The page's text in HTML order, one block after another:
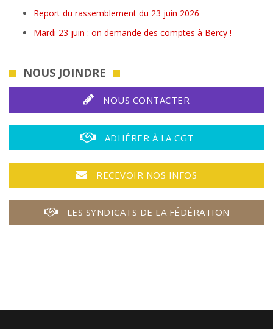
Report du rassemblement du 23 juin 2026
Mardi 23 juin : on demande des comptes à Bercy !
NOUS JOINDRE
NOUS CONTACTER
ADHÉRER À LA CGT
RECEVOIR NOS INFOS
LES SYNDICATS DE LA FÉDÉRATION